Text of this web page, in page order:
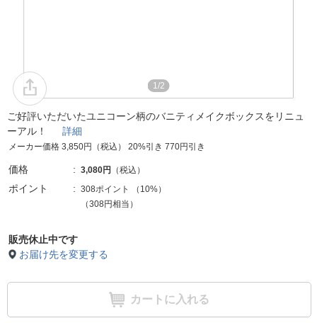
1/2
ご好評いただいたユニコーン柄のバニティメイクボックスをリニュ
ーアル！ 詳細
メーカー価格 3,850円（税込） 20%引き 770円引き
価格 3,080円 （税込）
ポイント 308ポイント （ 10%）
（308円相当）
販売休止中です
お届け先を変更する
カートに入れる